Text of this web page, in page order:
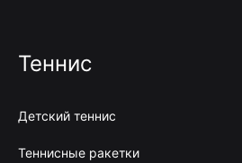
Теннис
Детский теннис
Теннисные ракетки